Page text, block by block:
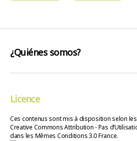
¿Quiénes somos?
Licence
Ces contenus sont mis à disposition selon
Creative Commons Attribution - Pas
dans les Mêmes Conditions 3.0 France.